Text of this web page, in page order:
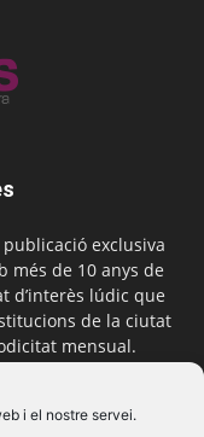
i el nostre servei.
exclusiva
més de 10 anys de
d’interès lúdic que
de la ciutat
mensual.